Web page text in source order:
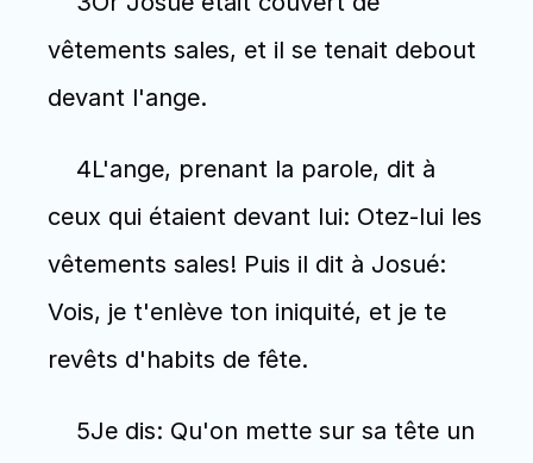
vêtements sales, et il se tenait debout
devant l'ange.
ceux qui étaient devant lui: Otez-lui les
vêtements sales! Puis il dit à Josué:
Vois, je t'enlève ton iniquité, et je te
revêts d'habits de fête.